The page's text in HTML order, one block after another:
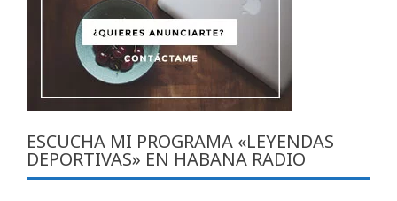
ESCUCHA MI PROGRAMA «LEYENDAS
DEPORTIVAS» EN HABANA RADIO